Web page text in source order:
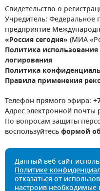
Свидетельство о
Учредитель: Федеральное
предприятие
«Россия сегодня» (МИА
Политика
логирования
Политика
Правила применения
Телефон прямого эфира:
Адрес электронной почты
По вопросам защиты
воспользуйтесьформой
Данный веб-сайт
Политике
отказаться от
настроив